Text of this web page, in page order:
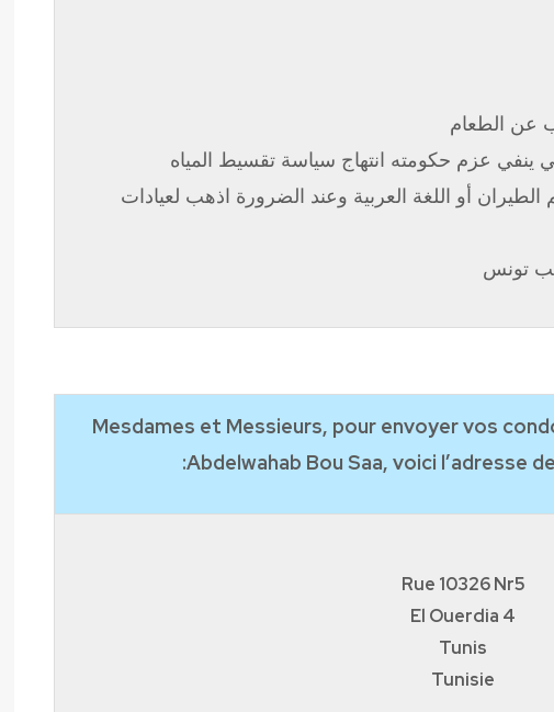
عن الطعام
ينفي عزم حكومته انتهاج سياسة تقسيط المياه
أو اللغة العربية وعند الضرورة اذهب لعيادات
تونس
Mesdames et Messieurs, pour envoyer vos
Abdelwahab Bou Saa, voici l’adresse
Rue 10326 Nr5
El Ouerdia 4
Tunis
Tunisie